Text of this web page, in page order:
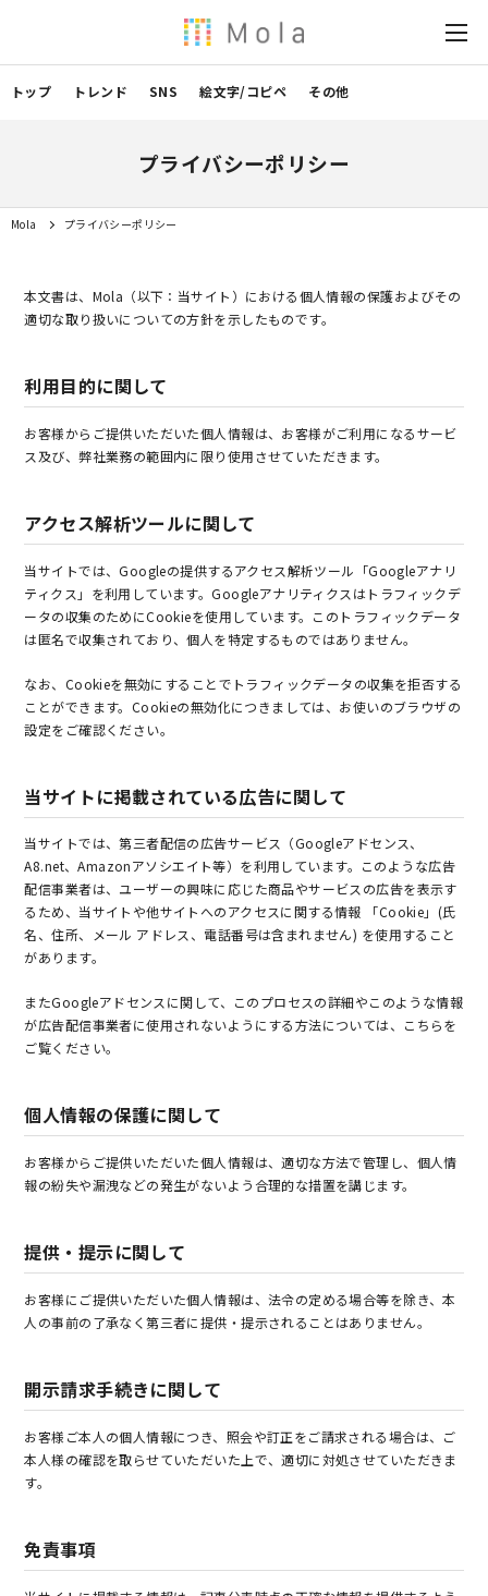
トップ トレンド SNS 絵文字/コピペ その他
プライバシーポリシー
Mola プライバシーポリシー
本文書は、Mola（以下：当サイト）における個人情報の保護およびその
適切な取り扱いについての方針を示したものです。
利用目的に関して
お客様からご提供いただいた個人情報は、お客様がご利用になるサービ
ス及び、弊社業務の範囲内に限り使用させていただきます。
アクセス解析ツールに関して
当サイトでは、Googleの提供するアクセス解析ツール「Googleアナリ
ティクス」を利用しています。Googleアナリティクスはトラフィックデ
ータの収集のためにCookieを使用しています。このトラフィックデータ
は匿名で収集されており、個人を特定するものではありません。
なお、Cookieを無効にすることでトラフィックデータの収集を拒否する
ことができます。Cookieの無効化につきましては、お使いのブラウザの
設定をご確認ください。
当サイトに掲載されている広告に関して
当サイトでは、第三者配信の広告サービス（Googleアドセンス、
A8.net、Amazonアソシエイト等）を利用しています。このような広告
配信事業者は、ユーザーの興味に応じた商品やサービスの広告を表示す
るため、当サイトや他サイトへのアクセスに関する情報 「Cookie」(氏
名、住所、メール アドレス、電話番号は含まれません) を使用すること
があります。
またGoogleアドセンスに関して、このプロセスの詳細やこのような情報
が広告配信事業者に使用されないようにする方法については、こちらを
ご覧ください。
個人情報の保護に関して
お客様からご提供いただいた個人情報は、適切な方法で管理し、個人情
報の紛失や漏洩などの発生がないよう合理的な措置を講じます。
提供・提示に関して
お客様にご提供いただいた個人情報は、法令の定める場合等を除き、本
人の事前の了承なく第三者に提供・提示されることはありません。
開示請求手続きに関して
お客様ご本人の個人情報につき、照会や訂正をご請求される場合は、ご
本人様の確認を取らせていただいた上で、適切に対処させていただきま
す。
免責事項